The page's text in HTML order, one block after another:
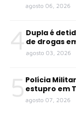
agosto 06, 2026
4 Dupla é
de drogas
agosto 03, 2026
5 Polícia
estupro em
agosto 07, 2026